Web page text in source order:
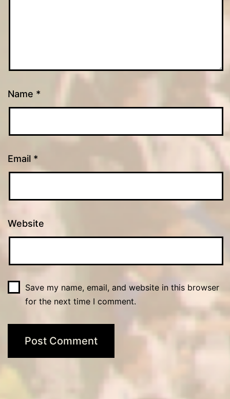
Name *
Email *
Website
Save my name, email, and website in this browser
for the next time I comment.